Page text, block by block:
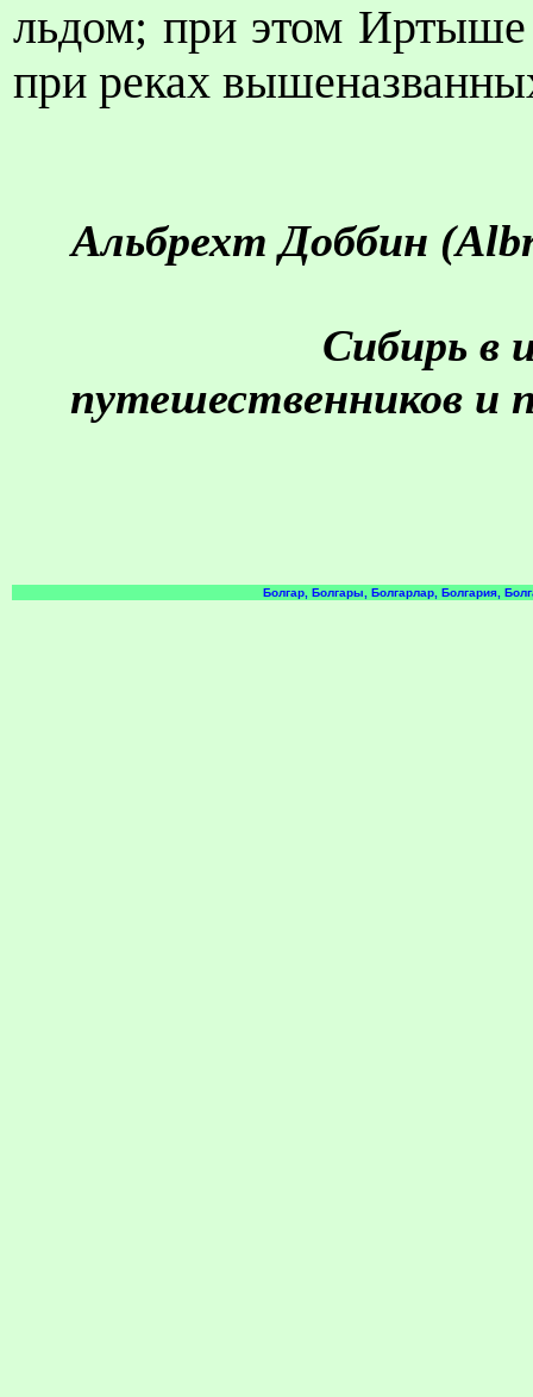
льдом; при этом Иртыше
при реках
Альбрехт Доббин (
Сибирь в
путешественников и
Болгар, Болгары, Болгарлар, Болгария,